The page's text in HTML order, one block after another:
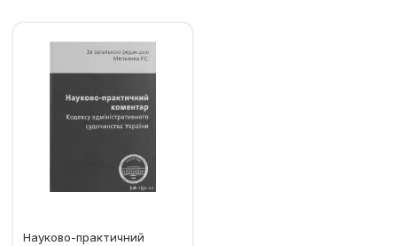
Науково-практичний